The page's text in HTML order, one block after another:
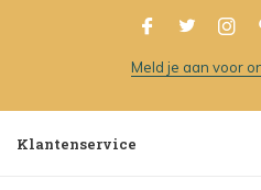
Meld je aan voor
Klantenservice